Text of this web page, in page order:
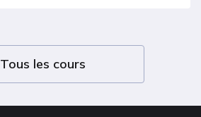
Tous les cours